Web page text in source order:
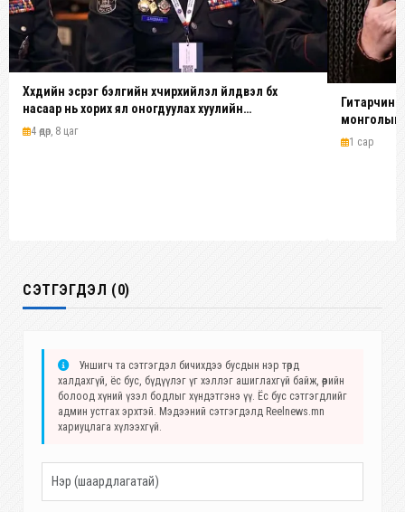
Хүүхдийн эсрэг бэлгийн хүчирхийлэл үйлдвэл бүх
насаар нь хорих ял оногдуулах хуулийн
зохицуулалттай
4 өдөр, 8 цаг
Гитарчин
монголын
1 сар
СЭТГЭГДЭЛ (0)
Уншигч та сэтгэгдэл бичихдээ бусдын нэр төрд
халдахгүй, ёс бус, бүдүүлэг үг хэллэг ашиглахгүй байж, өөрийн
болоод хүний үзэл бодлыг хүндэтгэнэ үү. Ёс бус сэтгэгдлийг
админ устгах эрхтэй. Мэдээний сэтгэгдэлд Reelnews.mn
хариуцлага хүлээхгүй.